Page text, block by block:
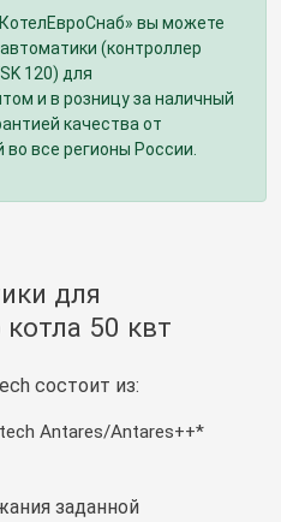
вы можете
(контроллер
120) для
и в розницу за наличный
качества от
все регионы России.
для
50 квт
состоит из:
Antares/Antares++*
заданной